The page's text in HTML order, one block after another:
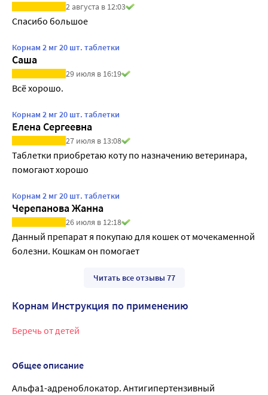
2 августа в 12:03
Спасибо большое
Корнам 2 мг 20 шт. таблетки
Саша
29 июля в 16:19
Всё хорошо.
Корнам 2 мг 20 шт. таблетки
Елена Сергеевна
27 июля в 13:08
Таблетки приобретаю коту по назначению ветеринара,
помогают хорошо
Корнам 2 мг 20 шт. таблетки
Черепанова Жанна
26 июля в 12:18
Данный препарат я покупаю для кошек от мочекаменной
болезни. Кошкам он помогает
Читать все отзывы 77
Корнам Инструкция по применению
Беречь от детей
Общее описание
Альфа1-адреноблокатор. Антигипертензивный